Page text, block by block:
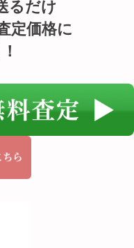
るだけ
定価格に